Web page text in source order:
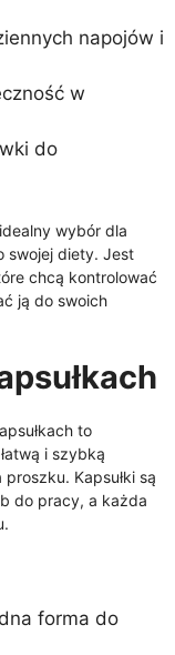
napojów i
w
do
wybór dla
swojej diety. Jest
chcą kontrolować
ją do swoich
to
i szybką
Kapsułki są
do pracy, a każda
forma do